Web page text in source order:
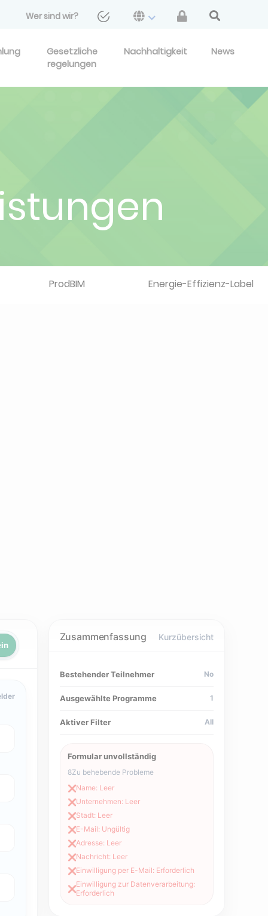
Wer sind wir?
Gesetzliche
regelungen
Nachhaltigkeit News
ProdBIM Energie-Effizienz-Label
Zusammenfassung Kurzübersicht
Bestehender Teilnehmer No
Ausgewählte Programme 1
Aktiver Filter All
Formular unvollständig
8Zu behebende Probleme
❌Name: Leer
❌Unternehmen: Leer
❌Stadt: Leer
❌E-Mail: Ungültig
❌Adresse: Leer
❌Nachricht: Leer
❌Einwilligung per E-Mail: Erforderlich
❌
Einwilligung zur Datenverarbeitung:
Erforderlich